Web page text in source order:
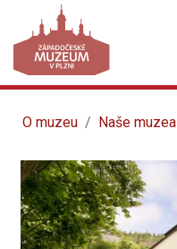
O muzeu Naše muzea